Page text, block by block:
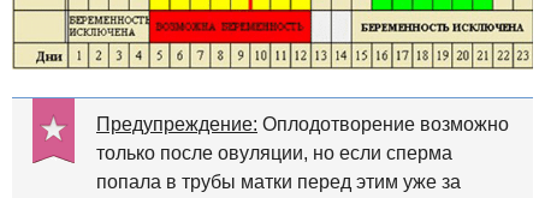
Предупреждение: Оплодотворение возможно
только после овуляции, но если сперма
попала в трубы матки перед этим уже за